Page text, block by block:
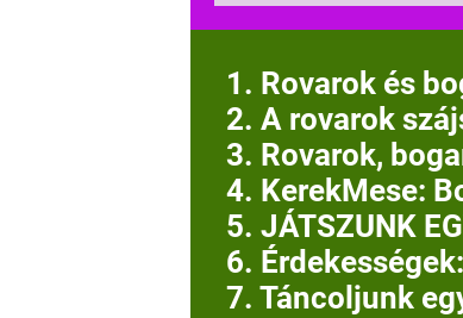
1. Rovarok és
2. A rovarok
3. Rovarok,
4. KerekMese:
5. JÁTSZUNK
6.
7. Táncoljunk